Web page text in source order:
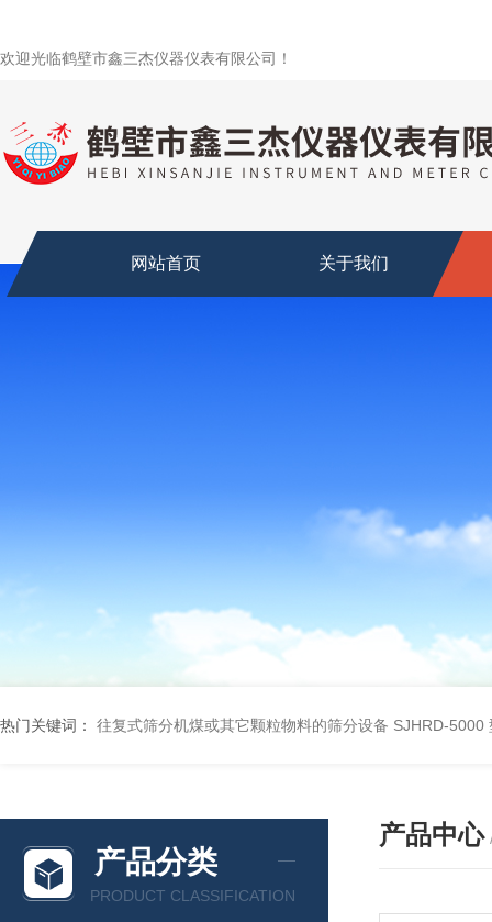
欢迎光临鹤壁市鑫三杰仪器仪表有限公司！
网站首页 关于我们
热门关键词： 往复式筛分机煤或其它颗粒物料的筛分设备 SJHRD-5000
产品分类
PRODUCT CLASSIFICATION
产品中心